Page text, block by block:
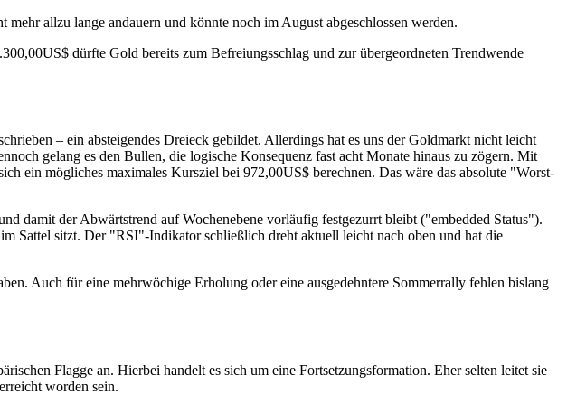
allzu lange andauern und könnte noch im August abgeschlossen werden.
dürfte Gold bereits zum Befreiungsschlag und zur übergeordneten Trendwende
– ein absteigendes Dreieck gebildet. Allerdings hat es uns der Goldmarkt nicht leicht
gelang es den Bullen, die logische Konsequenz fast acht Monate hinaus zu zögern. Mit
ein mögliches maximales Kursziel bei 972,00US$ berechnen. Das wäre das absolute "Worst-
damit der Abwärtstrend auf Wochenebene vorläufig festgezurrt bleibt ("embedded Status").
Sattel sitzt. Der "RSI"-Indikator schließlich dreht aktuell leicht nach oben und hat die
Auch für eine mehrwöchige Erholung oder eine ausgedehntere Sommerrally fehlen bislang
Flagge an. Hierbei handelt es sich um eine Fortsetzungsformation. Eher selten leitet sie
worden sein.